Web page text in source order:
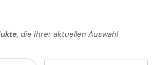
, die Ihrer aktuellen Auswahl